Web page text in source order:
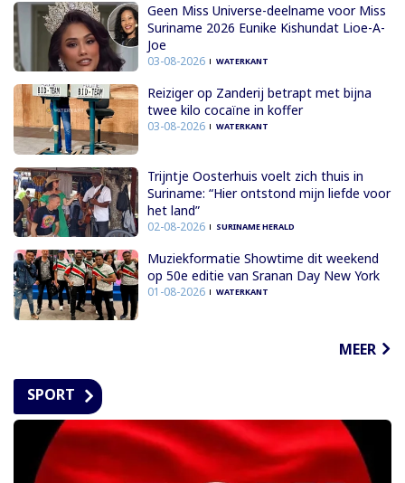
Geen Miss Universe-deelname voor Miss
Suriname 2026 Eunike Kishundat Lioe-A-
Joe
03-08-2026 WATERKANT
Reiziger op Zanderij betrapt met bijna
twee kilo cocaïne in koffer
03-08-2026 WATERKANT
Trijntje Oosterhuis voelt zich thuis in
Suriname: “Hier ontstond mijn liefde voor
het land”
02-08-2026 SURINAME HERALD
Muziekformatie Showtime dit weekend
op 50e editie van Sranan Day New York
01-08-2026 WATERKANT
MEER
SPORT